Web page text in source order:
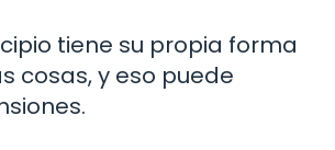
tiene su propia forma
cosas, y eso puede